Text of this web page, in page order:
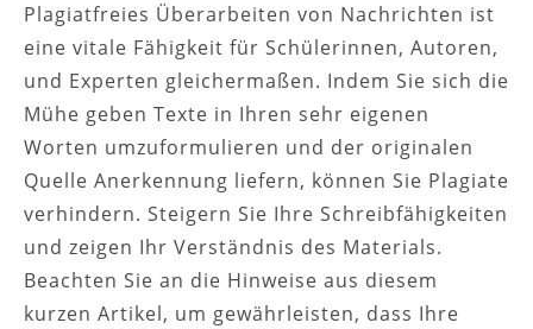
Plagiatfreies Überarbeiten von Nachrichten ist
eine vitale Fähigkeit für Schülerinnen, Autoren,
und Experten gleichermaßen. Indem Sie sich die
Mühe geben Texte in Ihren sehr eigenen
Worten umzuformulieren und der originalen
Quelle Anerkennung liefern, können Sie Plagiate
verhindern. Steigern Sie Ihre Schreibfähigkeiten
und zeigen Ihr Verständnis des Materials.
Beachten Sie an die Hinweise aus diesem
kurzen Artikel, um gewährleisten, dass Ihre